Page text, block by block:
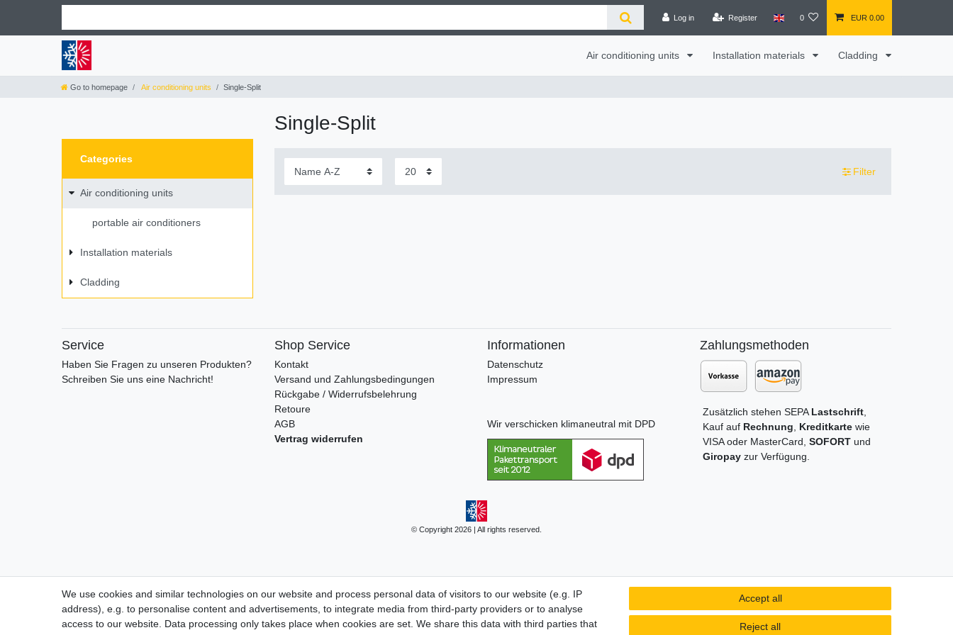
Log in Register 0 EUR 0.00
Air conditioning units Installation materials Cladding
Go to homepage Air conditioning units Single-Split
Categories
Air conditioning units
portable air conditioners
Installation materials
Cladding
Single-Split
Filter
Service
Haben Sie Fragen zu unseren Produkten?
Schreiben Sie uns eine Nachricht!
Shop Service
Kontakt
Versand und Zahlungsbedingungen
Rückgabe / Widerrufsbelehrung
Retoure
AGB
Vertrag widerrufen
Informationen
Datenschutz
Impressum
Wir verschicken klimaneutral mit DPD
Zahlungsmethoden
Zusätzlich stehen SEPA Lastschrift,
Kauf auf Rechnung Kreditkartewie
VISA oder MasterCard, SOFORT und
Giropay zur Verfügung.
© Copyright 2026 | All rights reserved.
We use cookies and similar technologies on our website and process personal data of visitors to our website (e.g. IP
address), e.g. to personalise content and advertisements, to integrate media from third-party providers or to analyse
access to our website. Data processing only takes place when cookies are set. We share this data with third parties that
Accept all
Reject all